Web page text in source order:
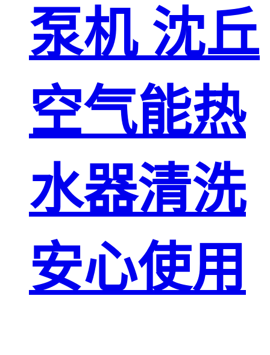
泵机 沈丘
空气能热
水器清洗
安心使用